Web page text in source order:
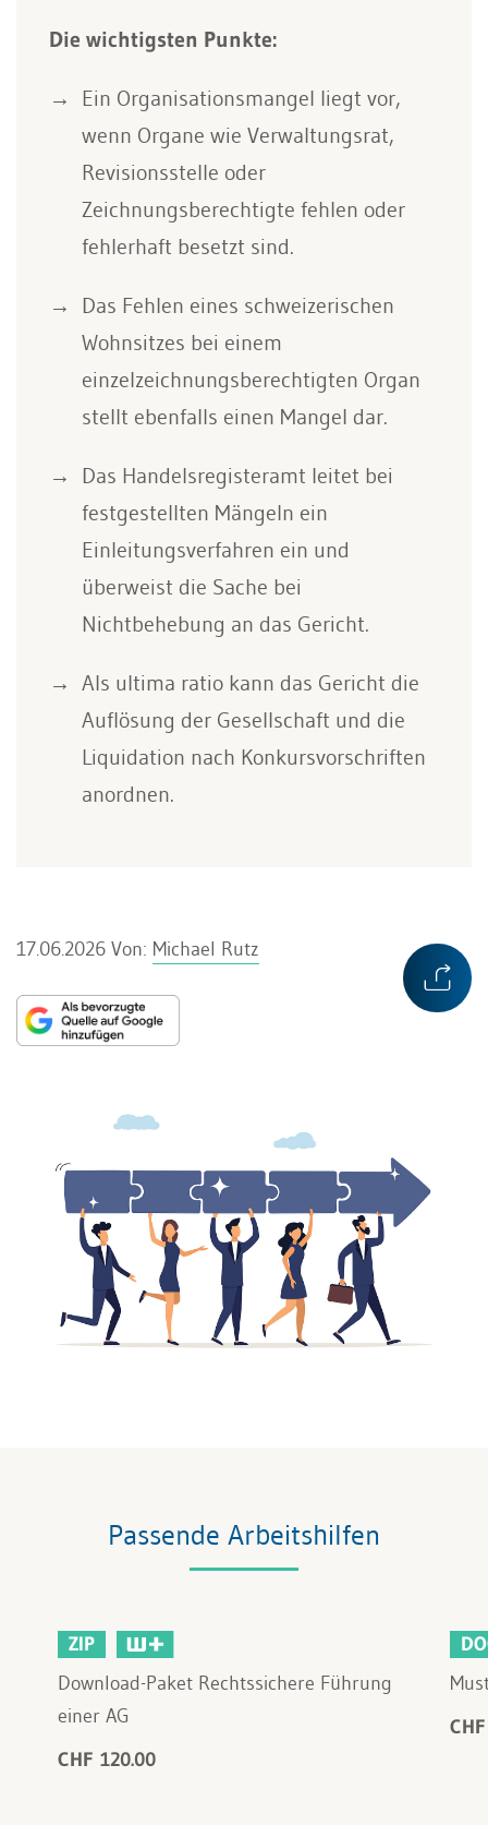
Die wichtigsten Punkte:
Ein Organisationsmangel liegt vor,
wenn Organe wie Verwaltungsrat,
Revisionsstelle oder
Zeichnungsberechtigte fehlen oder
fehlerhaft besetzt sind.
Das Fehlen eines schweizerischen
Wohnsitzes bei einem
einzelzeichnungsberechtigten Organ
stellt ebenfalls einen Mangel dar.
Das Handelsregisteramt leitet bei
festgestellten Mängeln ein
Einleitungsverfahren ein und
überweist die Sache bei
Nichtbehebung an das Gericht.
Als ultima ratio kann das Gericht die
Auflösung der Gesellschaft und die
Liquidation nach Konkursvorschriften
anordnen.
17.06.2026 Von: Michael Rutz
Passende Arbeitshilfen
ZIP
Download-Paket Rechtssichere Führung
einer AG
CHF 120.00